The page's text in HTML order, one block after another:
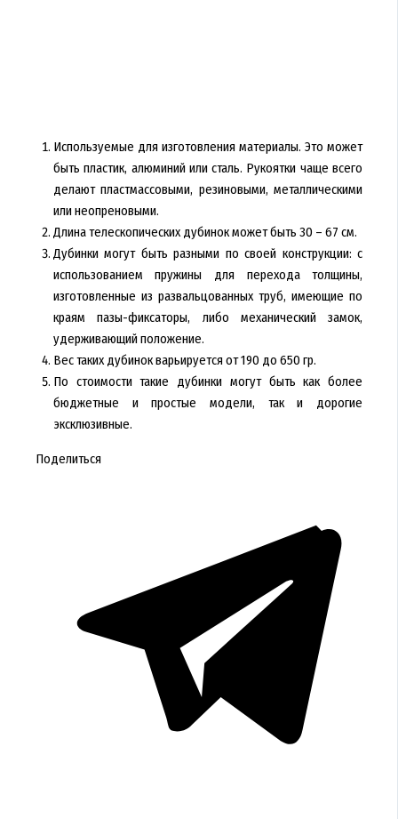
Используемые для изготовления материалы. Это может
быть пластик, алюминий или сталь. Рукоятки чаще всего
делают пластмассовыми, резиновыми, металлическими
или неопреновыми.
Длина телескопических дубинок может быть 30 – 67 см.
Дубинки могут быть разными по своей конструкции: с
использованием пружины для перехода толщины,
изготовленные из развальцованных труб, имеющие по
краям пазы-фиксаторы, либо механический замок,
удерживающий положение.
Вес таких дубинок варьируется от 190 до 650 гр.
По стоимости такие дубинки могут быть как более
бюджетные и простые модели, так и дорогие
эксклюзивные.
Поделиться